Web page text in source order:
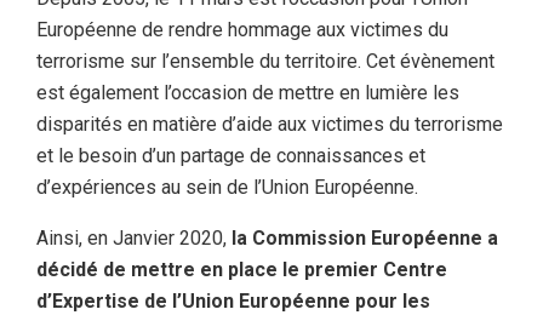
Européenne de rendre hommage aux victimes du
terrorisme sur l’ensemble du territoire. Cet évènement
est également l’occasion de mettre en lumière les
disparités en matière d’aide aux victimes du terrorisme
et le besoin d’un partage de connaissances et
d’expériences au sein de l’Union Européenne.
Ainsi, en Janvier 2020, la Commission Européenne a
décidé de mettre en place le premier Centre
d’Expertise de l’Union Européenne pour les